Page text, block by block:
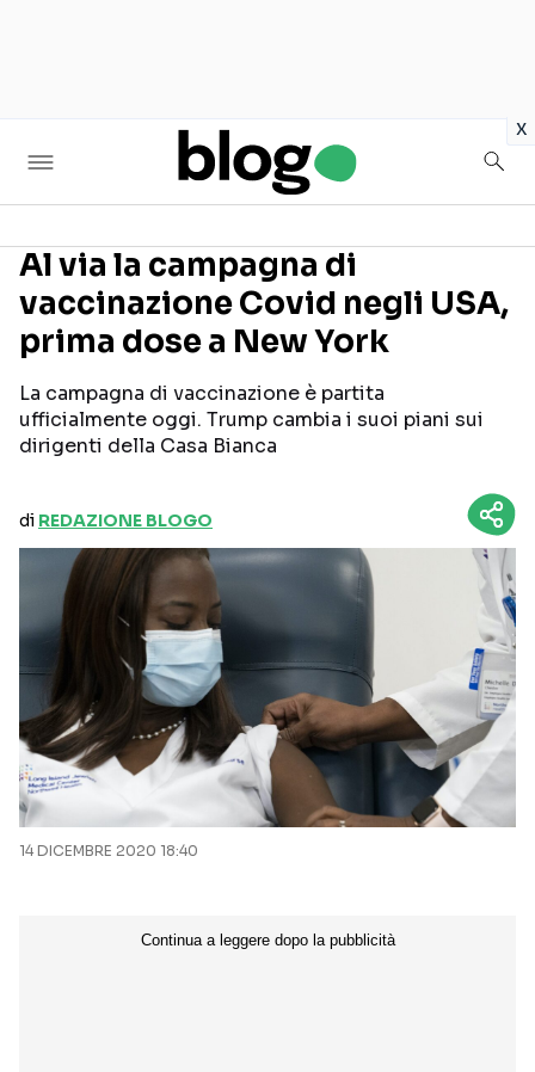
x
Seguici sui social
Al via la campagna di
vaccinazione Covid negli USA,
prima dose a New York
La campagna di vaccinazione è partita
ufficialmente oggi. Trump cambia i suoi piani sui
dirigenti della Casa Bianca
di REDAZIONE BLOGO
14 DICEMBRE 2020 18:40